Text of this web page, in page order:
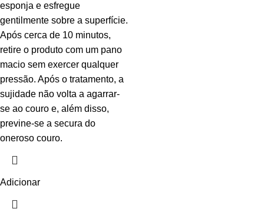
esponja e esfregue
gentilmente sobre a superfície.
Após cerca de 10 minutos,
retire o produto com um pano
macio sem exercer qualquer
pressão. Após o tratamento, a
sujidade não volta a agarrar-
se ao couro e, além disso,
previne-se a secura do
oneroso couro.
Adicionar